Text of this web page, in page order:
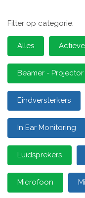
Filter op categorie:
Alles
Beamer - Projector
Eindversterkers
In Ear Monitoring
Luidsprekers
Microfoon